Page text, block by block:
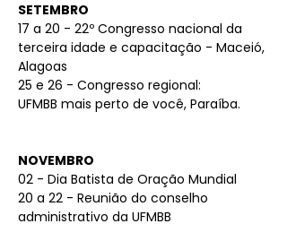
SETEMBRO
17 a 20 - 22º Congresso nacional da
terceira idade e capacitação - Maceió,
Alagoas
25 e 26 - Congresso regional:
UFMBB mais perto de você, Paraíba.
NOVEMBRO
02 - Dia Batista de Oração Mundial
20 a 22 - Reunião do conselho
administrativo da UFMBB